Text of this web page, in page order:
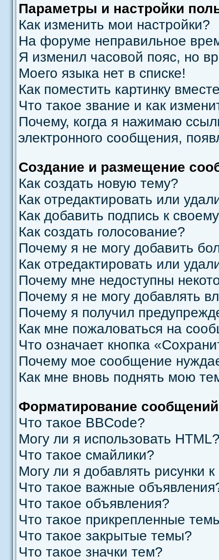
Параметры и настройки
Как изменить мои настройки?
На форуме неправильное
Я изменил часовой пояс, но
Моего языка нет в списке!
Как поместить картинку
Что такое звание и как
Почему, когда я нажимаю
электронного сообщения,
Создание и размещение
Как создать новую тему?
Как отредактировать или
Как добавить подпись к
Как создать голосование?
Почему я не могу добавить
Как отредактировать или
Почему мне недоступны
Почему я не могу добавлять
Почему я получил
Как мне пожаловаться на
Что означает кнопка
Почему мое сообщение
Как мне вновь поднять мою
Форматирование
Что такое BBCode?
Могу ли я использовать
Что такое смайлики?
Могу ли я добавлять рисунки
Что такое важные
Что такое объявления?
Что такое прикрепленные
Что такое закрытые темы?
Что такое значки тем?